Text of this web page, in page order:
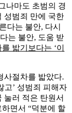
나마도 초범의 경
성범죄 만에 국한
다는 불안, 다시
는 불안, 도움 받
밟기보다는 ‘이
사절차를 밟았다.
고’ 성범죄 피해자
눌러 적은 탄원서
면서 “덕분에 할